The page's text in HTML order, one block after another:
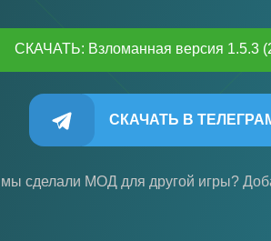
СКАЧАТЬ: Взломанная версия 1.5.3
СКАЧАТЬ В
сделали МОД для другой игры?